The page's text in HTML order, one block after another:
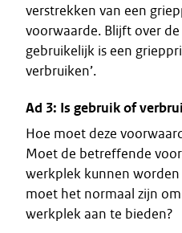
verstrekken van een
voorwaarde. Blijft over
gebruikelijk is een
verbruiken’.
Ad 3: Is gebruik of
Hoe moet deze
Moet de betreffende
werkplek kunnen
moet het normaal zijn
werkplek aan te bieden?